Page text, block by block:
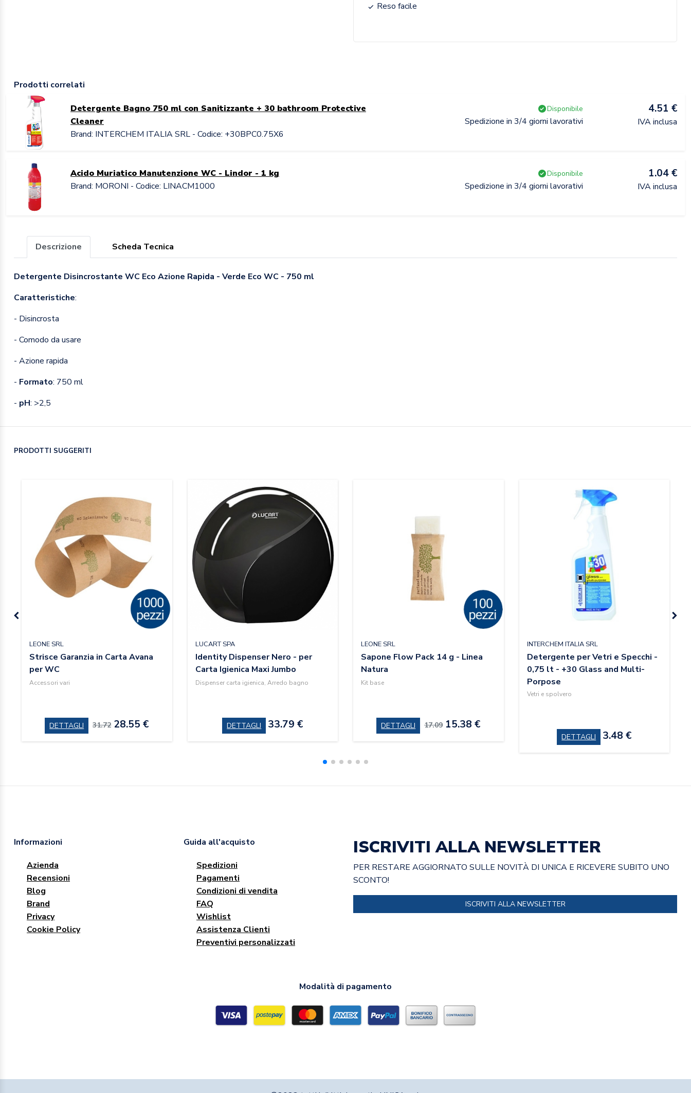
Reso facile
Prodotti correlati
Detergente Bagno 750 ml con Sanitizzante + 30 bathroom Protective
Cleaner
Brand: INTERCHEM ITALIA SRL - Codice: +30BPC0.75X6
Disponibile
Spedizione in 3/4 giorni lavorativi
4.51 €
IVA inclusa
Acido Muriatico Manutenzione WC - Lindor - 1 kg
Brand: MORONI - Codice: LINACM1000
Disponibile
Spedizione in 3/4 giorni lavorativi
1.04 €
IVA inclusa
Descrizione Scheda Tecnica
Detergente Disincrostante WC Eco Azione Rapida - Verde Eco WC - 750 ml
Caratteristiche:
- Disincrosta
- Comodo da usare
- Azione rapida
- Formato: 750 ml
- pH: >2,5
PRODOTTI SUGGERITI
LEONE SRL
Strisce Garanzia in Carta Avana
per WC
Accessori vari
DETTAGLI 31.7228.55 €
LUCART SPA
Identity Dispenser Nero - per
Carta Igienica Maxi Jumbo
Dispenser carta igienica, Arredo bagno
DETTAGLI 33.79 €
LEONE SRL
Sapone Flow Pack 14 g - Linea
Natura
Kit base
DETTAGLI 17.0915.38 €
INTERCHEM ITALIA SRL
Detergente per Vetri e Specchi -
0,75 lt - +30 Glass and Multi-
Porpose
Vetri e spolvero
DETTAGLI 3.48 €
Informazioni
Azienda
Recensioni
Blog
Brand
Privacy
Cookie Policy
Guida all'acquisto
Spedizioni
Pagamenti
Condizioni di vendita
FAQ
Wishlist
Assistenza Clienti
Preventivi personalizzati
ISCRIVITI ALLA NEWSLETTER
PER RESTARE AGGIORNATO SULLE NOVITÀ DI UNICA E RICEVERE SUBITO UNO
SCONTO!
ISCRIVITI ALLA NEWSLETTER
Modalità di pagamento